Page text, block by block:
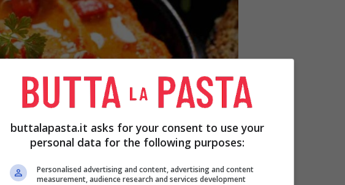
buttalapasta.it asks for your consent to use your
personal data for the following purposes:
Personalised advertising and content, advertising and content
measurement, audience research and services development